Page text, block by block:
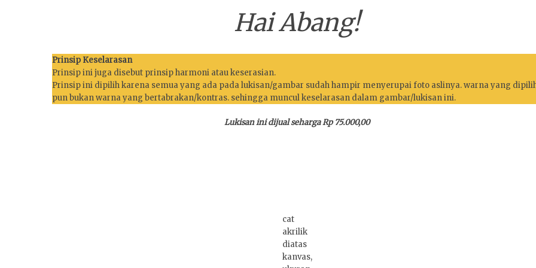
Hai Abang!
Prinsip Keselarasan
Prinsip ini juga disebut prinsip harmoni atau keserasian.
Prinsip ini dipilih karena semua yang ada pada lukisan/gambar sudah hampir menyerupai foto aslinya. warna yang
pun bukan warna yang bertabrakan/kontras. sehingga muncul keselarasan dalam gambar/lukisan ini.
Lukisan ini dijual seharga Rp 75.000,00
cat
akrilik
diatas
kanvas,